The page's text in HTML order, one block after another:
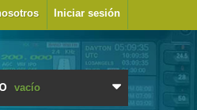
Iniciar sesión
vacío